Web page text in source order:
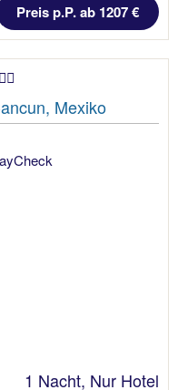
Preis p.P. ab 1207 €
Mexiko
1 Nacht, Nur Hotel